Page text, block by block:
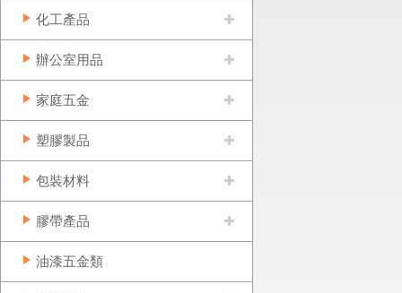
化工產品
辦公室用品
家庭五金
塑膠製品
包裝材料
膠帶產品
油漆五金類